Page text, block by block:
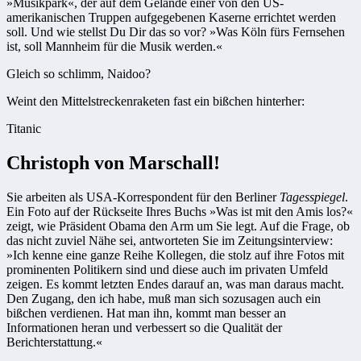
»Musikpark«, der auf dem Gelände einer von den US-
amerikanischen Truppen aufgegebenen Kaserne errichtet werden
soll. Und wie stellst Du Dir das so vor? »Was Köln fürs Fernsehen
ist, soll Mannheim für die Musik werden.«
Gleich so schlimm, Naidoo?
Weint den Mittelstreckenraketen fast ein bißchen hinterher:
Titanic
Christoph von Marschall!
Sie arbeiten als USA-Korrespondent für den Berliner Tagesspiegel.
Ein Foto auf der Rückseite Ihres Buchs »Was ist mit den Amis los?«
zeigt, wie Präsident Obama den Arm um Sie legt. Auf die Frage, ob
das nicht zuviel Nähe sei, antworteten Sie im Zeitungsinterview:
»Ich kenne eine ganze Reihe Kollegen, die stolz auf ihre Fotos mit
prominenten Politikern sind und diese auch im privaten Umfeld
zeigen. Es kommt letzten Endes darauf an, was man daraus macht.
Den Zugang, den ich habe, muß man sich sozusagen auch ein
bißchen verdienen. Hat man ihn, kommt man besser an
Informationen heran und verbessert so die Qualität der
Berichterstattung.«